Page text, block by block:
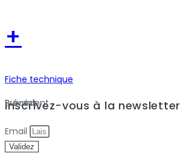
+
Fiche technique
Précédent
Suivant
Inscrivez-vous à la newsletter
Email
Validez